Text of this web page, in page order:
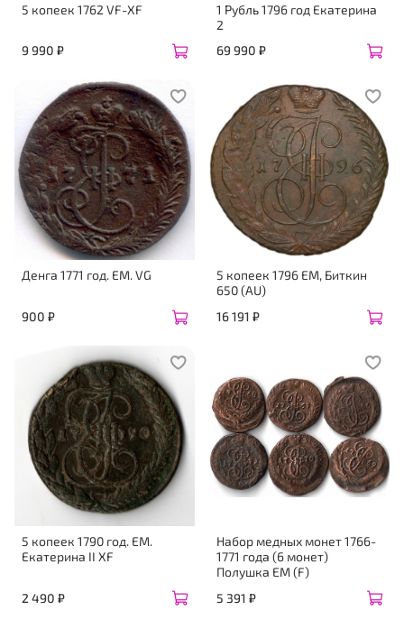
5 копеек 1762 VF-XF
9 990 ₽
1 Рубль 1796 год Екатерина
2
69 990 ₽
Денга 1771 год. ЕМ. VG
900 ₽
5 копеек 1796 ЕМ, Биткин
650 (AU)
16 191 ₽
5 копеек 1790 год. ЕМ.
Екатерина II XF
2 490 ₽
Набор медных монет 1766-
1771 года (6 монет)
Полушка ЕМ (F)
5 391 ₽